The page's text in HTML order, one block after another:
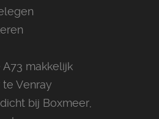
makkelijk
Venray
bij Boxmeer,